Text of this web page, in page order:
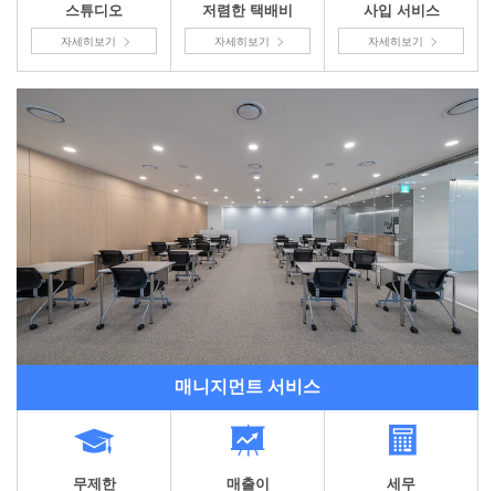
스튜디오
자세히보기
저렴한 택배비
자세히보기
사입 서비스
자세히보기
매니지먼트 서비스
무제한 매출이 세무